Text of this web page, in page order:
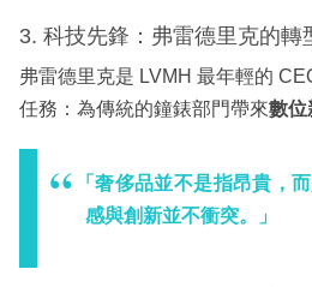
3. 科技先鋒：弗雷德里克的轉
弗雷德里克是 LVMH 最年輕的
任務：為傳統的鐘錶部門帶來數位
「奢侈品並不是指昂貴，
感與創新並不衝突。」